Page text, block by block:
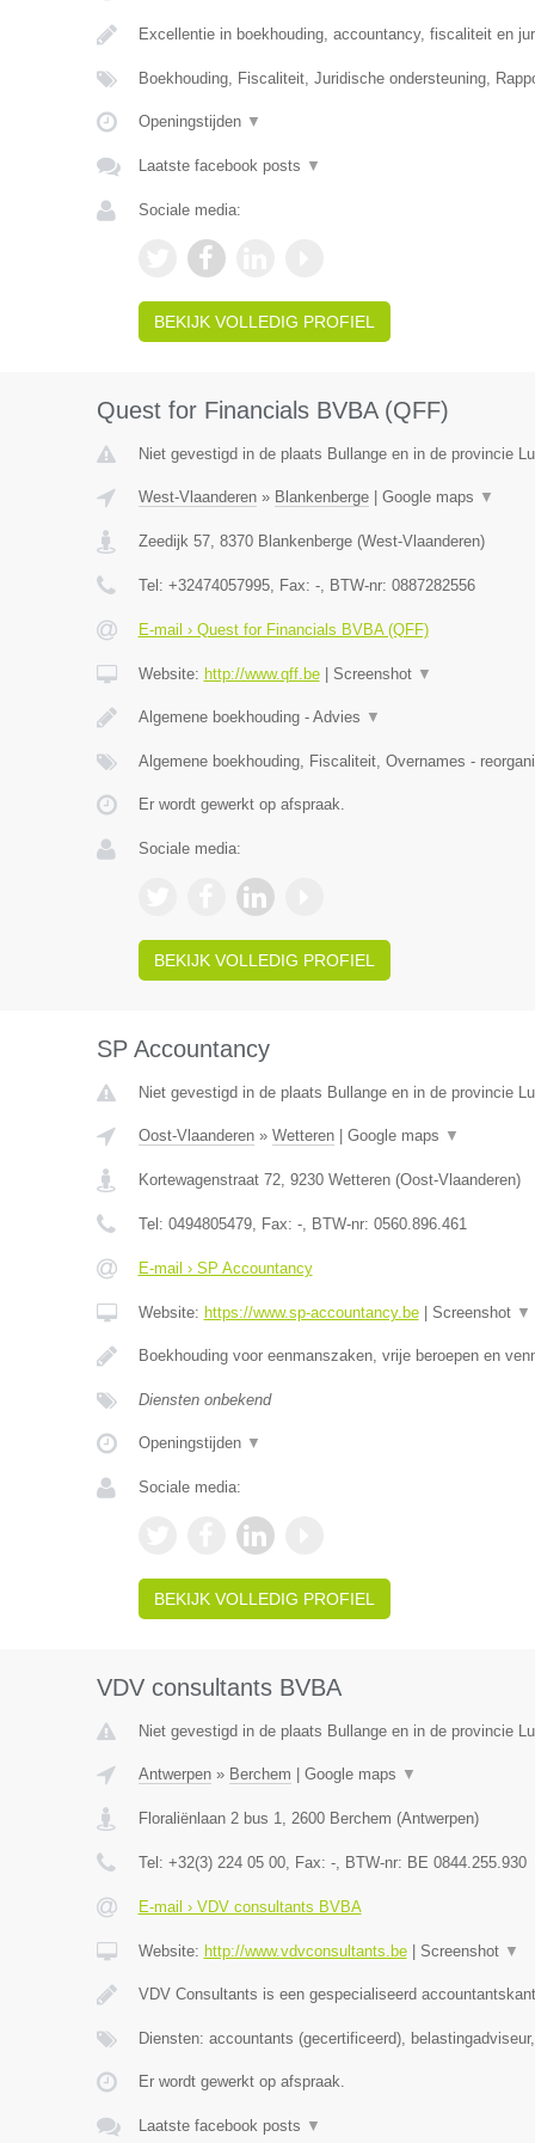
Excellentie in boekhouding, accountancy, fiscaliteit en
Boekhouding, Fiscaliteit, Juridische ondersteuning,
Openingstijden ▼
Laatste facebook posts ▼
Sociale media:
BEKIJK VOLLEDIG PROFIEL
Quest for Financials BVBA (QFF)
Niet gevestigd in de plaats Bullange en in de provincie
West-Vlaanderen» Blankenberge| Google maps ▼
Zeedijk 57, 8370 Blankenberge(West-Vlaanderen)
Tel: +32474057995, Fax: -, BTW-nr: 0887282556
E-mail › Quest for Financials BVBA (QFF)
Website: http://www.qff.be| Screenshot ▼
Algemene boekhouding - Advies ▼
Algemene boekhouding, Fiscaliteit, Overnames -
Er wordt gewerkt op afspraak.
Sociale media:
BEKIJK VOLLEDIG PROFIEL
SP Accountancy
Niet gevestigd in de plaats Bullange en in de provincie
Oost-Vlaanderen» Wetteren| Google maps ▼
Kortewagenstraat 72, 9230 Wetteren(Oost-Vlaanderen)
Tel: 0494805479, Fax: -, BTW-nr: 0560.896.461
E-mail › SP Accountancy
Website: https://www.sp-accountancy.be| Screenshot ▼
Boekhouding voor eenmanszaken, vrije beroepen en
Diensten onbekend
Openingstijden ▼
Sociale media:
BEKIJK VOLLEDIG PROFIEL
VDV consultants BVBA
Niet gevestigd in de plaats Bullange en in de provincie
Antwerpen» Berchem Google maps ▼
Floraliënlaan 2 bus 1, 2600 Berchem (Antwerpen)
Tel: +32(3) 224 05 00, Fax: -, BTW-nr: BE 0844.255.930
E-mail › VDV consultants BVBA
Website: http://www.vdvconsultants.be| Screenshot ▼
VDV Consultants is een gespecialiseerd
Diensten: accountants (gecertificeerd),
Er wordt gewerkt op afspraak.
Laatste facebook posts ▼